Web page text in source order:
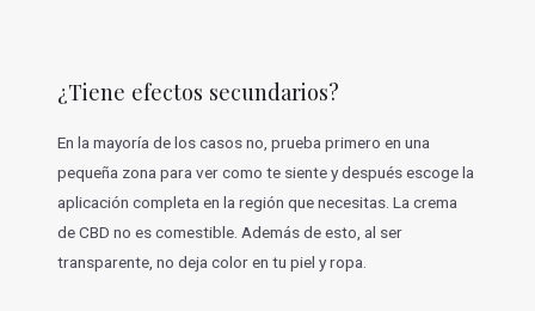
¿Tiene efectos secundarios?
En la mayoría de los casos no, prueba primero en una
pequeña zona para ver como te siente y después escoge la
aplicación completa en la región que necesitas. La crema
de CBD no es comestible. Además de esto, al ser
transparente, no deja color en tu piel y ropa.